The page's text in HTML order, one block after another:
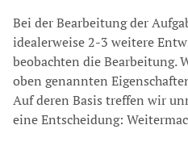
Bei der Bearbeitung der
idealerweise 2-3 weitere
beobachten die Bearbeitung.
oben genannten
Auf deren Basis treffen wir
eine Entscheidung: